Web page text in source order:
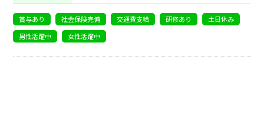
賞与あり 社会保険完備 交通費支給 研修あり
土日休み
男性活躍中
女性活躍中